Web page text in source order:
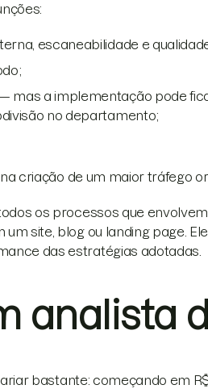
escaneabilidade e
mas a implementação pode
no departamento;
criação de um maior tráfego
os processos que
site, blog ou landing page.
das estratégias adotadas.
analista
bastante: começando em